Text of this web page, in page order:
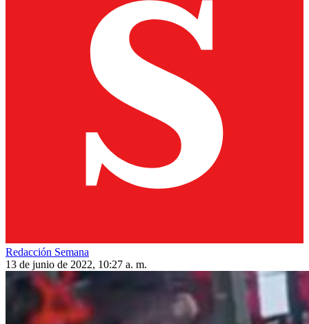
Redacción Semana
13 de junio de 2022, 10:27 a. m.